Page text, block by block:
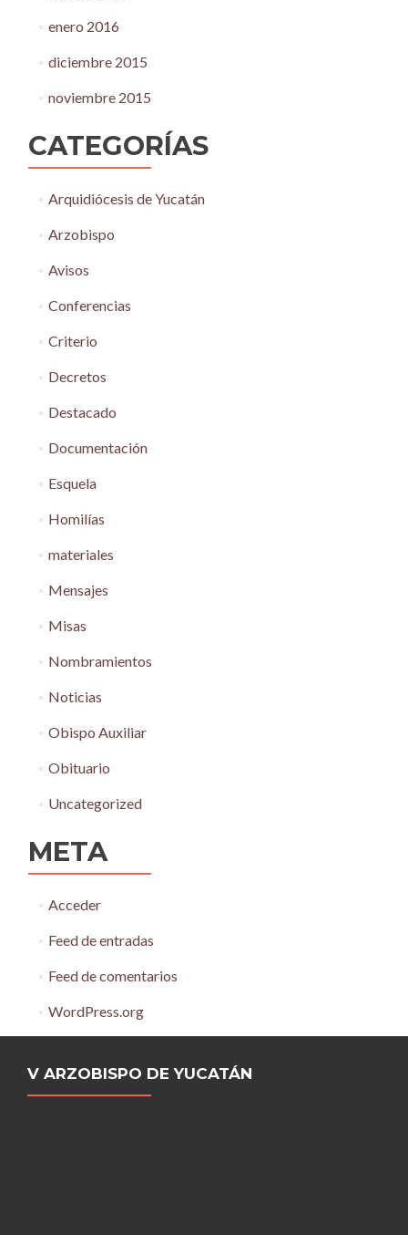
enero 2016
diciembre 2015
noviembre 2015
CATEGORÍAS
Arquidiócesis de Yucatán
Arzobispo
Avisos
Conferencias
Criterio
Decretos
Destacado
Documentación
Esquela
Homilías
materiales
Mensajes
Misas
Nombramientos
Noticias
Obispo Auxiliar
Obituario
Uncategorized
META
Acceder
Feed de entradas
Feed de comentarios
WordPress.org
V ARZOBISPO DE YUCATÁN